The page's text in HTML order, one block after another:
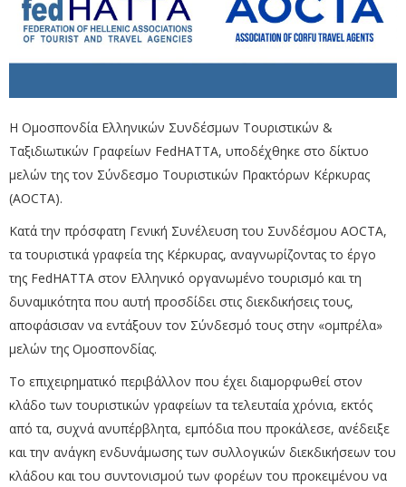
Η Ομοσπονδία Ελληνικών Συνδέσμων Τουριστικών &
Ταξιδιωτικών Γραφείων FedHATTA, υποδέχθηκε στο δίκτυο
μελών της τον Σύνδεσμο Τουριστικών Πρακτόρων Κέρκυρας
(AOCTA).
Κατά την πρόσφατη Γενική Συνέλευση του Συνδέσμου AOCTA,
τα τουριστικά γραφεία της Κέρκυρας, αναγνωρίζοντας το έργο
της FedHATTA στον Ελληνικό οργανωμένο τουρισμό και τη
δυναμικότητα που αυτή προσδίδει στις διεκδικήσεις τους,
αποφάσισαν να εντάξουν τον Σύνδεσμό τους στην «ομπρέλα»
μελών της Ομοσπονδίας.
Το επιχειρηματικό περιβάλλον που έχει διαμορφωθεί στον
κλάδο των τουριστικών γραφείων τα τελευταία χρόνια, εκτός
από τα, συχνά ανυπέρβλητα, εμπόδια που προκάλεσε, ανέδειξε
και την ανάγκη ενδυνάμωσης των συλλογικών διεκδικήσεων του
κλάδου και του συντονισμού των φορέων του προκειμένου να